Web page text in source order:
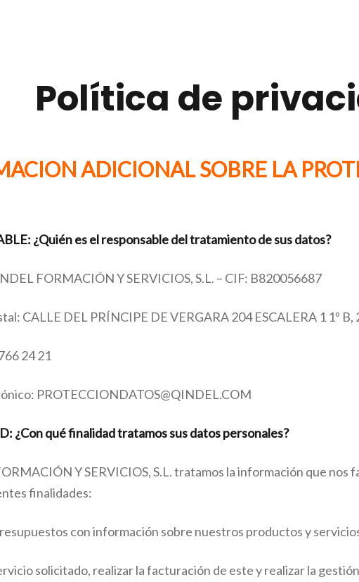
Política de
ADICIONAL SOBRE LA
¿Quién es el responsable del tratamiento de sus datos?
FORMACIÓN Y SERVICIOS, S.L. – CIF: B820056687
CALLE DEL PRÍNCIPE DE VERGARA 204 ESCALERA 1 1º
24 21
PROTECCIONDATOS@QINDEL.COM
¿Con qué finalidad tratamos sus datos personales?
Y SERVICIOS, S.L. tratamos la información que nos
finalidades:
con información sobre nuestros productos y
solicitado, realizar la facturación de este y realizar la